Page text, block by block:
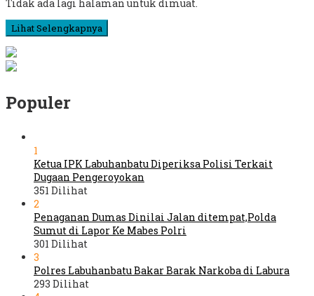
Tidak ada lagi halaman untuk dimuat.
Lihat Selengkapnya
Populer
1
Ketua IPK Labuhanbatu Diperiksa Polisi Terkait
Dugaan Pengeroyokan
351 Dilihat
2
Penaganan Dumas Dinilai Jalan ditempat,Polda
Sumut di Lapor Ke Mabes Polri
301 Dilihat
3
Polres Labuhanbatu Bakar Barak Narkoba di Labura
293 Dilihat